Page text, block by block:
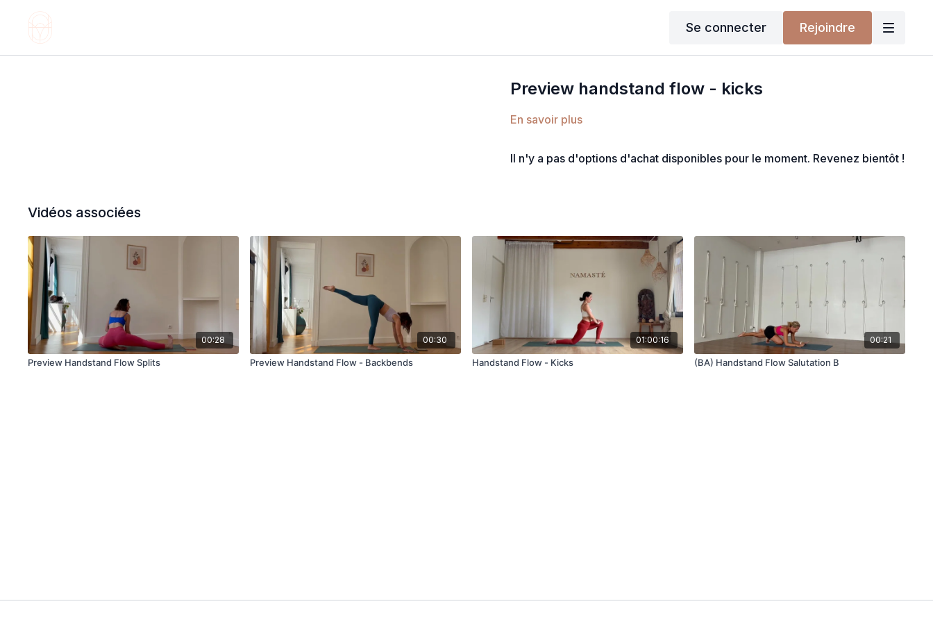
Se connecter Rejoindre
Preview handstand flow - kicks
En savoir plus
Il n'y a pas d'options d'achat disponibles pour le moment. Revenez bientôt !
Vidéos associées
00:28
Preview Handstand Flow Splits
00:30
Preview Handstand Flow - Backbends
01:00:16
Handstand Flow - Kicks
00:21
(BA) Handstand Flow Salutation B